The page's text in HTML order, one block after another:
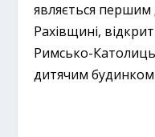
являється
Рахівщині,
Римсько-
дитячим будинком